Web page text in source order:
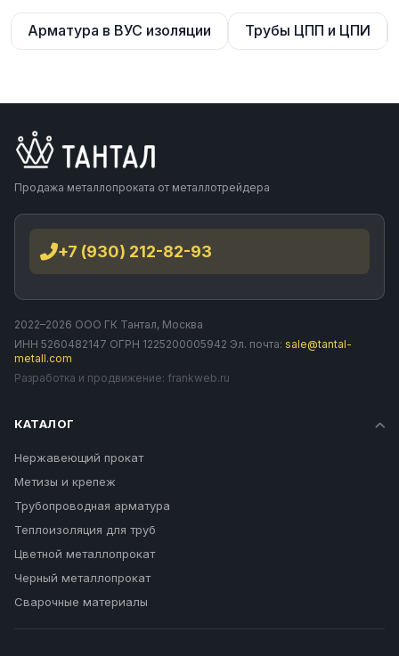
Арматура в ВУС изоляции Трубы ЦПП и ЦПИ
Продажа металлопроката от металлотрейдера
+7 (930) 212-82-93
2022–2026 ООО ГК Тантал, Москва
ИНН 5260482147 ОГРН 1225200005942 Эл. почта: sale@tantal-
metall.com
Разработка и продвижение: frankweb.ru
КАТАЛОГ
Нержавеющий прокат
Метизы и крепеж
Трубопроводная арматура
Теплоизоляция для труб
Цветной металлопрокат
Черный металлопрокат
Сварочные материалы